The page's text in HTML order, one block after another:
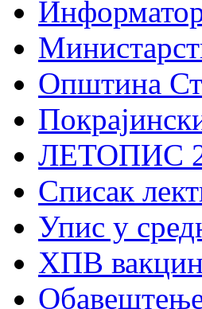
Општина
ЛЕТОПИС
Списак
Упис у
ХПВ